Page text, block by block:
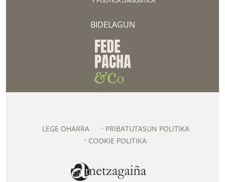
BIDELAGUN
LEGE OHARRA
PRIBATUTASUN POLITIKA
COOKIE POLITIKA